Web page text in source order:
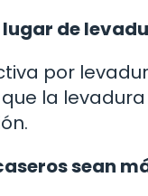
de
por
la
sean